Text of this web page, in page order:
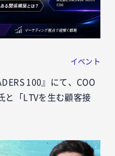
イベント
100』にて、COO
と「LTVを生む顧客接